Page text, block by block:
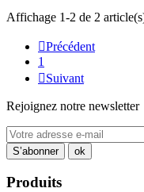
Affichage 1-2 de 2
Précédent
1
Suivant
Rejoignez notre newsletter
Produits